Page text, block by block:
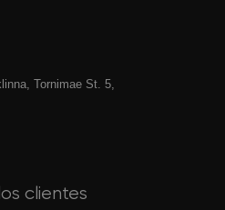
Tornimаe St. 5,
clientes